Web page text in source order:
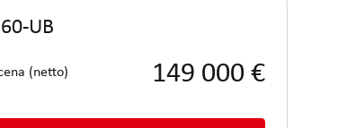
UB
(netto) 149 000 €